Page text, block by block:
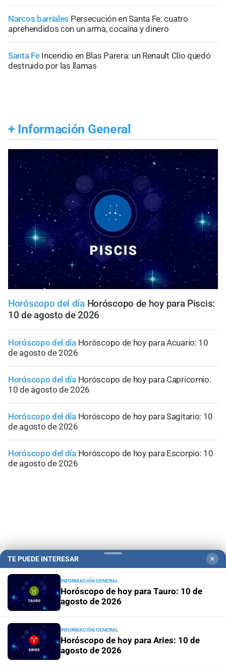
Narcos barriales Persecución en Santa Fe: cuatro
aprehendidos con un arma, cocaína y dinero
Santa Fe Incendio en Blas Parera: un Renault Clio quedó
destruido por las llamas
+ Información General
Horóscopo del día Horóscopo de hoy para Piscis:
10 de agosto de 2026
Horóscopo del día Horóscopo de hoy para Acuario: 10
de agosto de 2026
Horóscopo del día Horóscopo de hoy para Capricornio:
10 de agosto de 2026
Horóscopo del día Horóscopo de hoy para Sagitario: 10
de agosto de 2026
Horóscopo del día Horóscopo de hoy para Escorpio: 10
de agosto de 2026
Campolitoral
Podcasts Mirador Provincial VivíMejor SF
Notife Educacion SF
TE PUEDE INTERESAR ✕
INFORMACIÓN GENERAL
Horóscopo de hoy para Tauro: 10 de
agosto de 2026
INFORMACIÓN GENERAL
Horóscopo de hoy para Aries: 10 de
agosto de 2026